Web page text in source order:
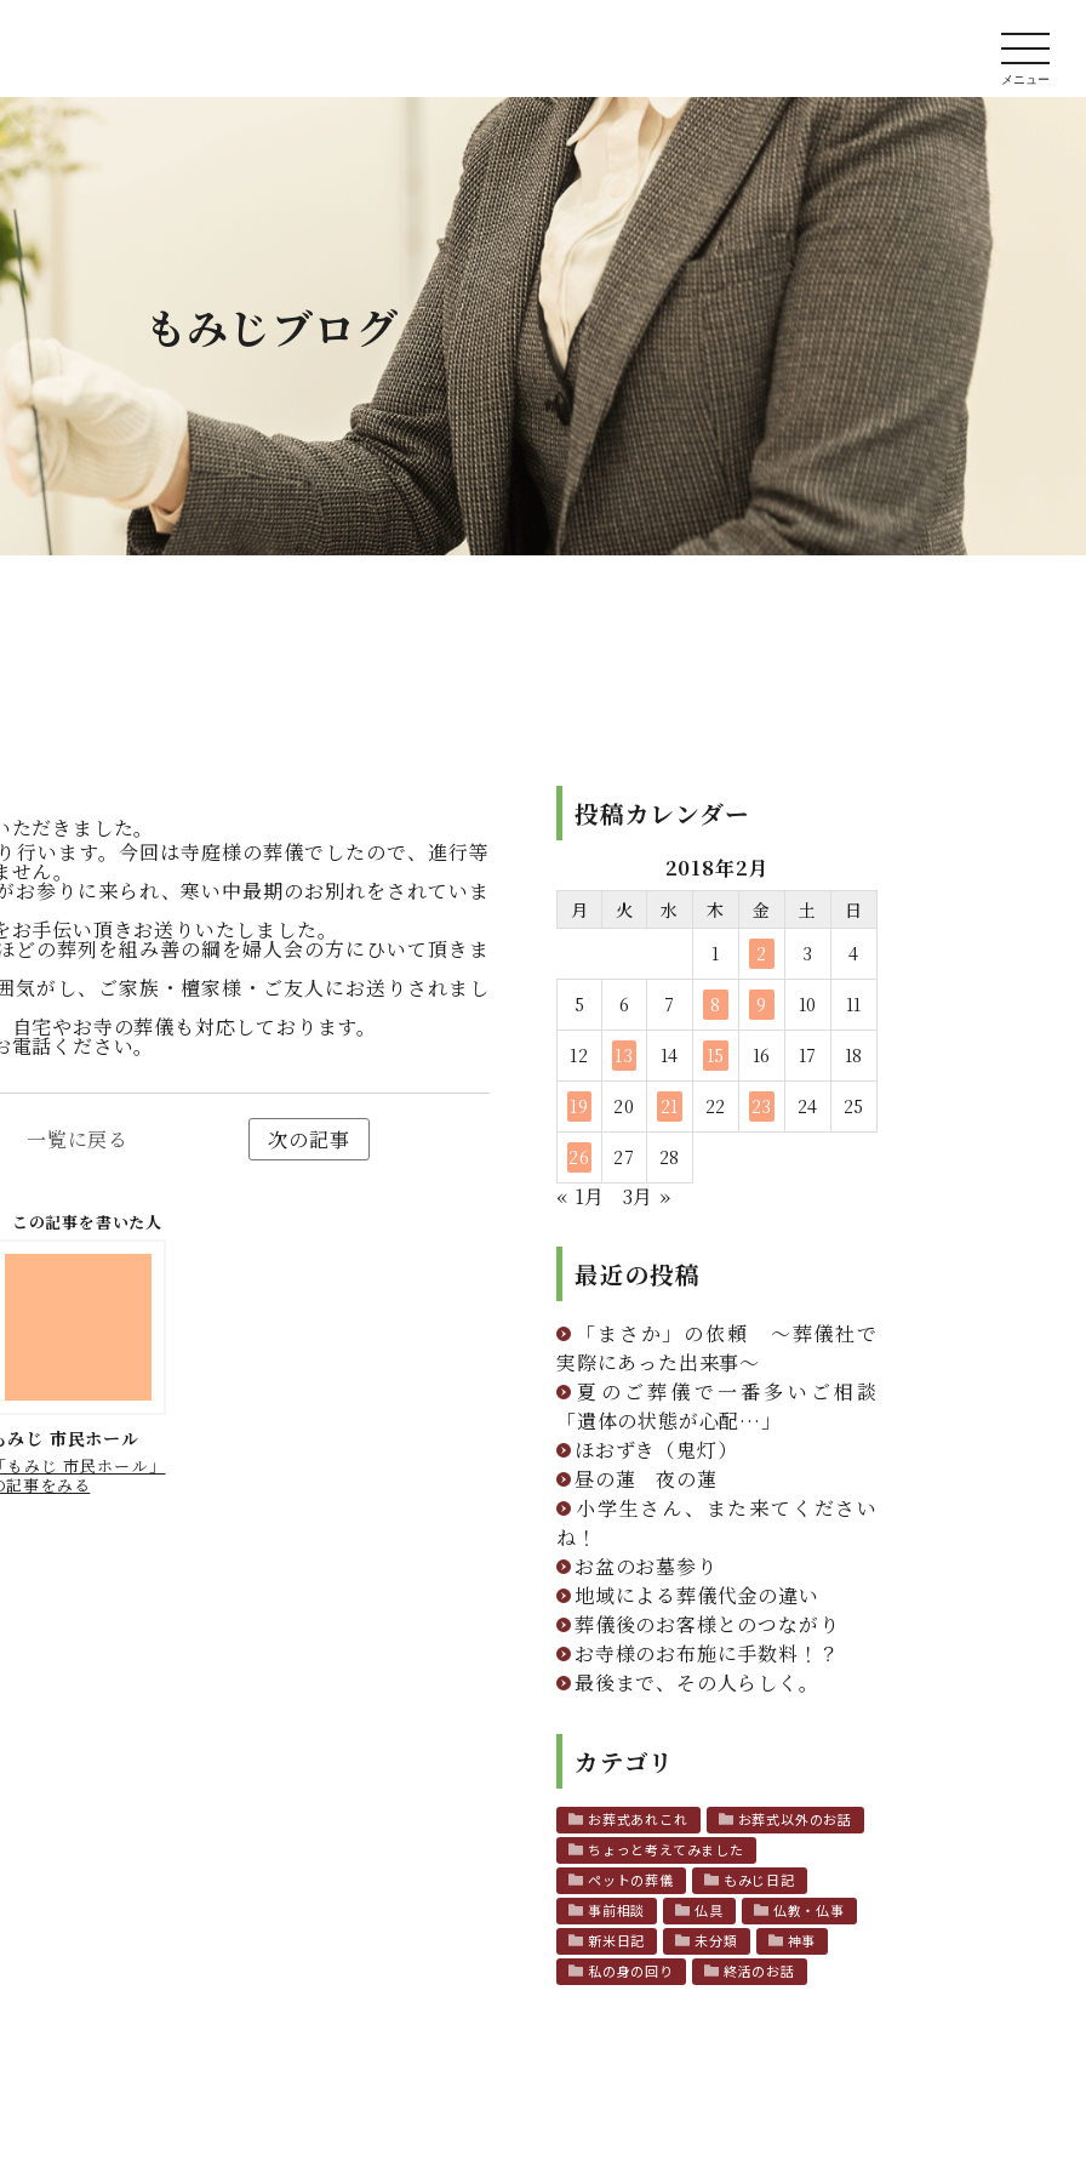
もみじブログ
だきました。
行います。今回は寺庭様の葬儀でしたので、進行等
ん。
お参りに来られ、寒い中最期のお別れをされていま
手伝い頂きお送りいたしました。
どの葬列を組み善の綱を婦人会の方にひいて頂きま
気がし、ご家族・檀家様・ご友人にお送りされまし
宅やお寺の葬儀も対応しております。
話ください。
一覧に戻る 次の記事
この記事を書いた人
みじ 市民ホール
もみじ 市民ホール」
記事をみる
投稿カレンダー
2018年2月
月 火 水 木 金 土
日
1
2 3 4
5 6 7 8 9 10 11
12 13 14 15 16 17 18
19 20 21 22 23 24 25
26 27 28
« 1月 3月 »
最近の投稿
「まさか」の依頼 ～葬儀社で
実際にあった出来事～
夏のご葬儀で一番多いご相談
「遺体の状態が心配…」
ほおずき（鬼灯）
昼の蓮 夜の蓮
小学生さん、また来てください
ね！
お盆のお墓参り
地域による葬儀代金の違い
葬儀後のお客様とのつながり
お寺様のお布施に手数料！？
最後まで、その人らしく。
カテゴリ
お葬式あれこれ
お葬式以外のお話
ちょっと考えてみました
ペットの葬儀
もみじ日記
事前相談
仏具
仏教・仏事
新米日記
未分類
神事
私の身の回り
終活のお話